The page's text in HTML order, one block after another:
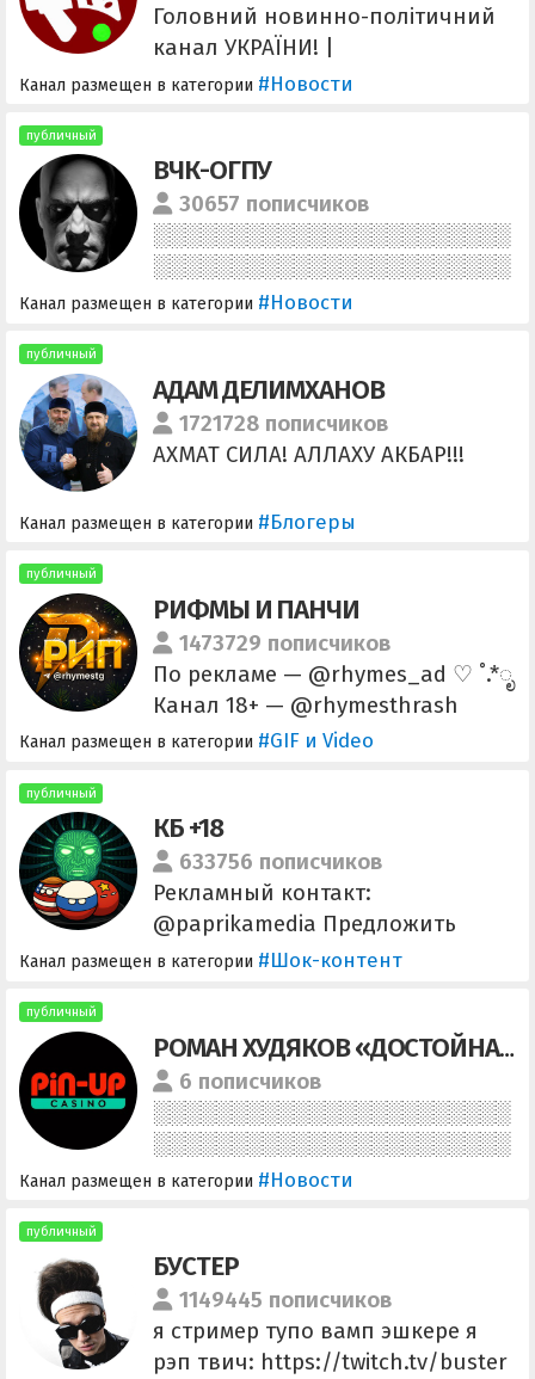
bny
https://zen.yandex.ru/epoddubny
Головний новинно-політичний
канал УКРАЇНИ! |
https://t.me/NovynaUKR Для
https://t.me/NovynaUKR18
Співпраця: @tlgrm_13
Канал размещен в категории #Новости
публичный
ВЧК-ОГПУ
30657 пописчиков
Канал размещен в категории #Новости
публичный
АДАМ ДЕЛИМХАНОВ
1721728 пописчиков
АХМАТ СИЛА! АЛЛАХУ АКБАР!!!
Канал размещен в категории #Блогеры
публичный
РИФМЫ И ПАНЧИ
1473729 пописчиков
По рекламе — @rhymes_ad ♡ ˚.*ೃ
Канал 18+ — @rhymesthrash
Канал размещен в категории #GIF и Video
публичный
КБ +18
633756 пописчиков
Рекламный контакт:
@paprikamedia Предложить
новость - @zum_predloga_bot
Ce-AVQxy9Fw Предложить
новость - @zum_predloga_bot
Канал размещен в категории #Шок-контент
публичный
РОМАН ХУДЯКОВ «ДОСТОЙНАЯ ЖИЗНЬ»
6 пописчиков
Канал размещен в категории #Новости
публичный
БУСТЕР
1149445 пописчиков
я стример тупо вамп эшкере я
рэп твич: https://twitch.tv/buster